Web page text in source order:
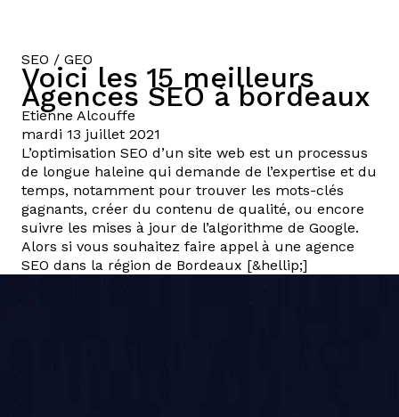
SEO / GEO
Voici les 15 meilleurs
Agences SEO à bordeaux
Etienne Alcouffe
mardi 13 juillet 2021
L’optimisation SEO d’un site web est un processus
de longue haleine qui demande de l’expertise et du
temps, notamment pour trouver les mots-clés
gagnants, créer du contenu de qualité, ou encore
suivre les mises à jour de l’algorithme de Google.
Alors si vous souhaitez faire appel à une agence
SEO dans la région de Bordeaux [&hellip;]